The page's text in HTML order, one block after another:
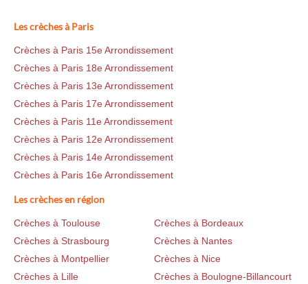
Les crèches à Paris
Crèches à Paris 15e Arrondissement
Crèches à Paris 18e Arrondissement
Crèches à Paris 13e Arrondissement
Crèches à Paris 17e Arrondissement
Crèches à Paris 11e Arrondissement
Crèches à Paris 12e Arrondissement
Crèches à Paris 14e Arrondissement
Crèches à Paris 16e Arrondissement
Les crèches en région
Crèches à Toulouse
Crèches à Bordeaux
Crèches à Strasbourg
Crèches à Nantes
Crèches à Montpellier
Crèches à Nice
Crèches à Lille
Crèches à Boulogne-Billancourt